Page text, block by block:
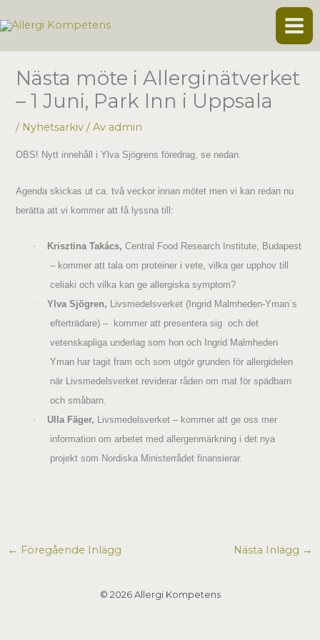
till
Nästa möte i Allerginätverket
– 1 Juni, Park Inn i Uppsala
/ Nyhetsarkiv / Av admin
OBS! Nytt innehåll i Ylva Sjögrens föredrag, se nedan.
Agenda skickas ut ca. två veckor innan mötet menvi kan redan nu
berätta att vi kommer att få lyssna till:
· Krisztina Takács,Central Food Research Institute, Budapest
– kommer att tala om proteiner i vete, vilka ger upphov till
celiaki och vilka kan ge allergiska symptom?
·
Ylva Sjögren, Livsmedelsverket (Ingrid Malmheden-Yman´s
efterträdare) –
kommer att presentera sig och det
vetenskapliga underlag som hon och Ingrid Malmheden
Yman har tagit fram ochsom utgör grunden för allergidelen
när Livsmedelsverket reviderar råden om matför spädbarn
och småbarn.
·
Ulla Fäger, Livsmedelsverket – kommer att ge oss mer
information om arbetet med allergenmärkning i det nya
projekt som Nordiska Ministerrådet finansierar.
← Föregående Inlägg Nästa Inlägg →
© 2026 Allergi Kompetens